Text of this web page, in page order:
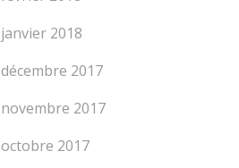
janvier 2018
décembre 2017
novembre 2017
octobre 2017